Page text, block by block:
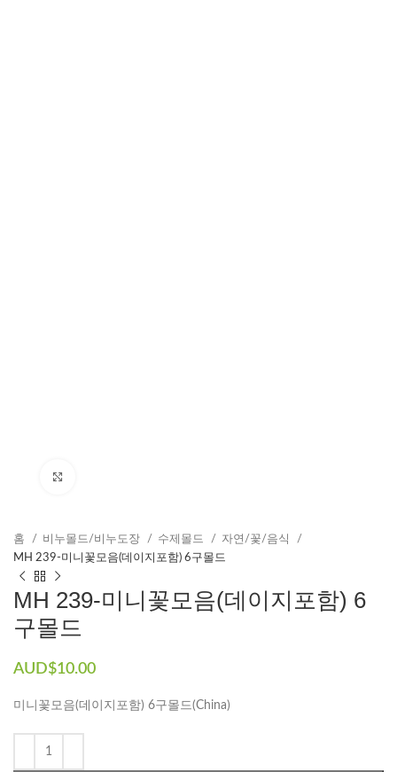
홈 비누몰드/비누도장 수제몰드​
자연/꽃/음식
MH 239-미니꽃모음(데이지포함) 6구몰드
MH 239-미니꽃모음(데이지포함) 6
구몰드
AUD$10.00
미니꽃모음(데이지포함) 6구몰드(China)